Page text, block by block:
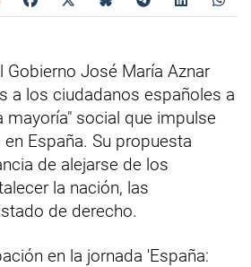
Gobierno José María Aznar
a los ciudadanos españoles a
mayoría" social que impulse
España. Su propuesta
de alejarse de los
la nación, las
de derecho.
en la jornada 'España: